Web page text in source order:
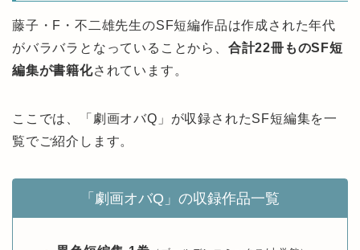
藤子・F・不二雄先生のSF短編作品は作成された年代
がバラバラとなっていることから、 合計22冊ものSF短
編集が書籍化されています。
ここでは、「劇画オバQ」が収録されたSF短編集を一
覧でご紹介します。
「劇画オバQ」の収録作品一覧